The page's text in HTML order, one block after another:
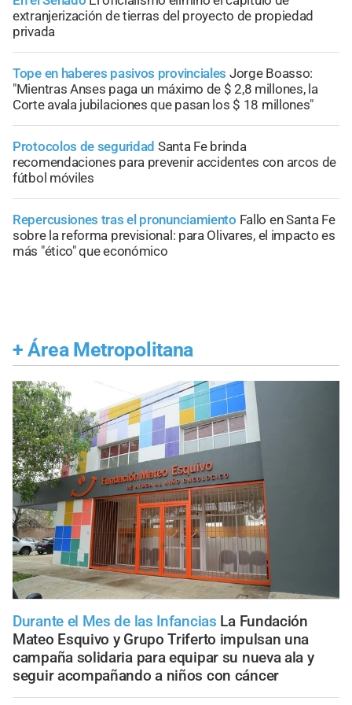
extranjerización de tierras del proyecto de propiedad
privada
Tope en haberes pasivos provinciales Jorge Boasso:
"Mientras Anses paga un máximo de $ 2,8 millones, la
Corte avala jubilaciones que pasan los $ 18 millones"
Protocolos de seguridad Santa Fe brinda
recomendaciones para prevenir accidentes con arcos de
fútbol móviles
Repercusiones tras el pronunciamiento Fallo en Santa Fe
sobre la reforma previsional: para Olivares, el impacto es
más "ético" que económico
+ Área Metropolitana
Durante el Mes de las Infancias La Fundación
Mateo Esquivo y Grupo Triferto impulsan una
campaña solidaria para equipar su nueva ala y
seguir acompañando a niños con cáncer